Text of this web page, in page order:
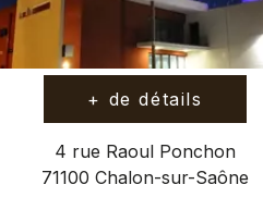
4 rue Raoul Ponchon
71100 Chalon-sur-Saône